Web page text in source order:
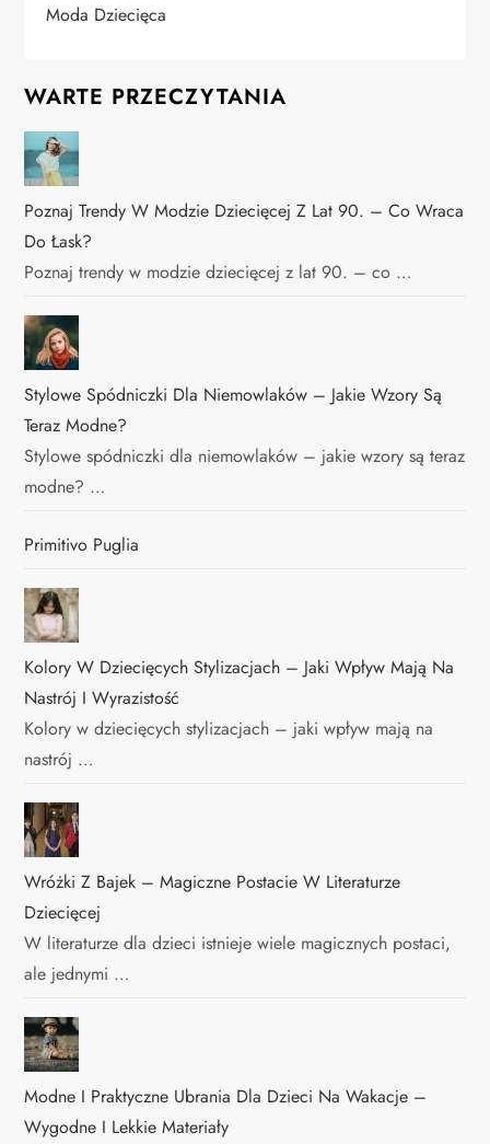
Moda Dziecięca
WARTE PRZECZYTANIA
Poznaj Trendy W Modzie Dziecięcej Z Lat 90. – Co Wraca
Do Łask?
Poznaj trendy w modzie dziecięcej z lat 90. – co …
Stylowe Spódniczki Dla Niemowlaków – Jakie Wzory Są
Teraz Modne?
Stylowe spódniczki dla niemowlaków – jakie wzory są teraz
modne? …
Primitivo Puglia
Kolory W Dziecięcych Stylizacjach – Jaki Wpływ Mają Na
Nastrój I Wyrazistość
Kolory w dziecięcych stylizacjach – jaki wpływ mają na
nastrój …
Wróżki Z Bajek – Magiczne Postacie W Literaturze
Dziecięcej
W literaturze dla dzieci istnieje wiele magicznych postaci,
ale jednymi …
Modne I Praktyczne Ubrania Dla Dzieci Na Wakacje –
Wygodne I Lekkie Materiały